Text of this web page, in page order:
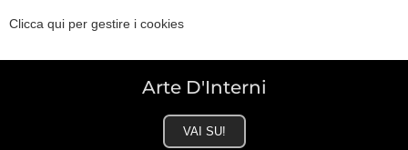
Clicca qui per gestire i cookies
Arte D'Interni
VAI SU!